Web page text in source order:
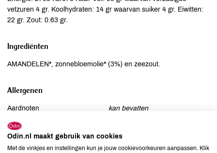
vetzuren 4 gr. Koolhydraten: 14 gr waarvan suiker 4 gr. Eiwitten:
22 gr. Zout: 0.63 gr.
Ingrediënten
AMANDELEN*, zonnebloemolie* (3%) en zeezout.
Allergenen
Aardnoten
kan bevatten
Ei
Gluten
kan bevatten
Lactose
kan bevatten
Odin.nl maakt gebruik van cookies
Met de vinkjes en instellingen kun je jouw cookievoorkeuren aanpassen. Klik